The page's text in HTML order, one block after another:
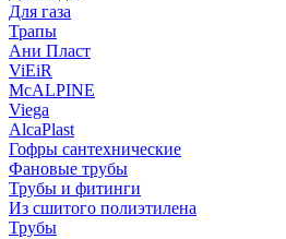
Для газа
Трапы
Ани Пласт
ViEiR
McALPINE
Viega
AlcaPlast
Гофры сантехнические
Фановые трубы
Трубы и фитинги
Из сшитого полиэтилена
Трубы